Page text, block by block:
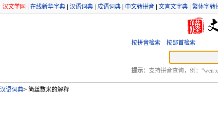
汉文学网 在线新华字典 汉语词典 成语词典 中文转拼音 文言文字典 繁体字转
按拼音检索 按部首检索
提示： 支持拼音查询，例：“wen
汉语词典> 简丝数米的解释